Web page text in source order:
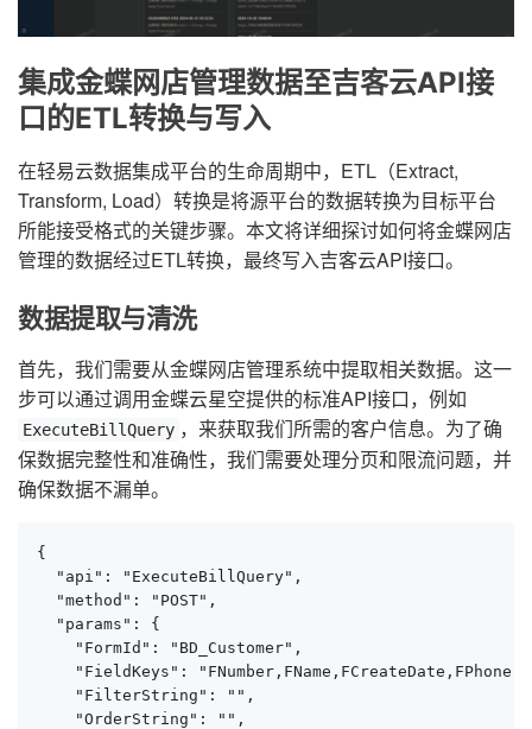
集成金蝶网店管理数据至吉客云API接
口的ETL转换与写入
在轻易云数据集成平台的生命周期中，ETL（Extract,
Transform, Load）转换是将源平台的数据转换为目标平台
所能接受格式的关键步骤。本文将详细探讨如何将金蝶网店
管理的数据经过ETL转换，最终写入吉客云API接口。
数据提取与清洗
首先，我们需要从金蝶网店管理系统中提取相关数据。这一
步可以通过调用金蝶云星空提供的标准API接口，例如
ExecuteBillQuery ，来获取我们所需的客户信息。为了确
保数据完整性和准确性，我们需要处理分页和限流问题，并
确保数据不漏单。
{
  "api": "ExecuteBillQuery",
  "method": "POST",
  "params": {
    "FormId": "BD_Customer",
    "FieldKeys": "FNumber,FName,FCreateDate,FPhone",
    "FilterString": "",
    "OrderString": "",